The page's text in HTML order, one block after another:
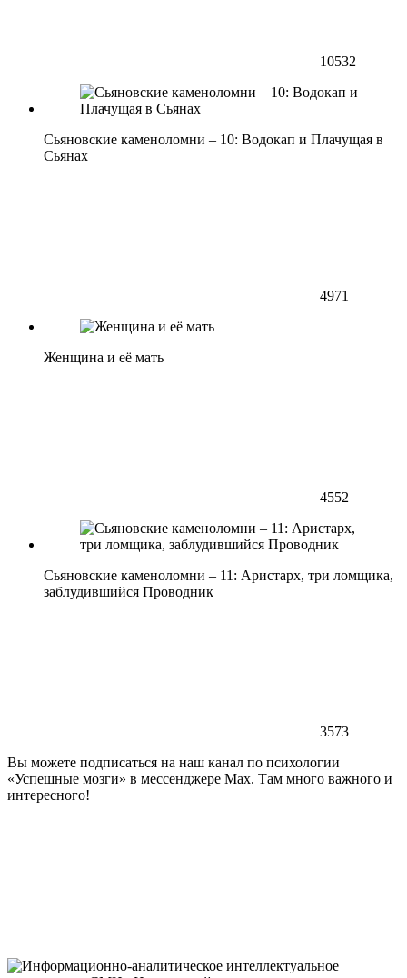
10532
Сьяновские каменоломни – 10: Водокап и Плачущая в
Сьянах
4971
Женщина и её мать
4552
Сьяновские каменоломни – 11: Аристарх, три ломщика,
заблудившийся Проводник
3573
Вы можете подписаться на наш канал по психологии
«Успешные мозги» в мессенджере Max. Там много важного и
интересного!